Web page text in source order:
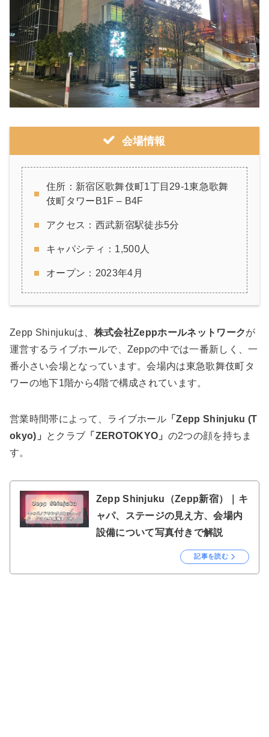
会場情報
住所：新宿区歌舞伎町1丁目29-1東急歌舞
伎町タワーB1F – B4F
アクセス：西武新宿駅徒歩5分
キャパシティ：1,500人
オープン：2023年4月
Zepp Shinjukuは、 株式会社Zeppホールネットワークが
運営するライブホールで、Zeppの中では一番新しく、一
番小さい会場となっています。会場内は東急歌舞伎町タ
ワーの地下1階から4階で構成されています。
営業時間帯によって、ライブホール 「Zepp Shinjuku (T
okyo)」
とクラブ 「ZEROTOKYO」 の2つの顔を持ちま
す。
Zepp Shinjuku（Zepp新宿）｜キ
ャパ、ステージの見え方、会場内
設備について写真付きで解説
記事を読む